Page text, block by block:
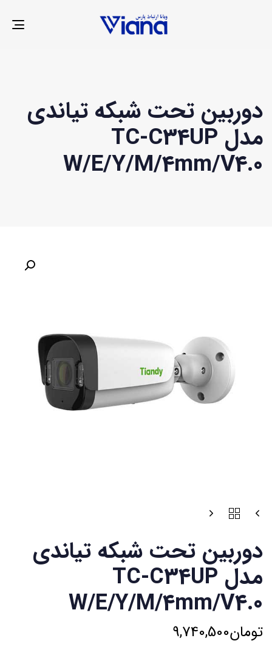
دوربین تحت شبکه تیاندی
مدل TC-C34UP
W/E/Y/M/4mm/V4.0
دوربین تحت شبکه تیاندی
مدل TC-C34UP
W/E/Y/M/4mm/V4.0
تومان9,740,500